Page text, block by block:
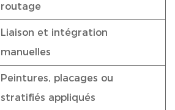
routage
Liaison et intégration
manuelles
Peintures, placages ou
stratifiés appliqués